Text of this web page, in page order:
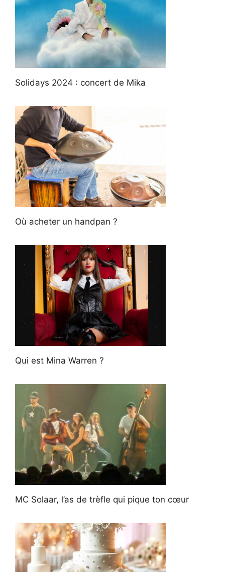
Solidays 2024 : concert de Mika
Où acheter un handpan ?
Qui est Mina Warren ?
MC Solaar, l’as de trèfle qui pique ton cœur